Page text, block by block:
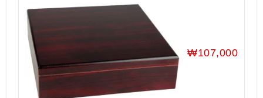
₩107,000